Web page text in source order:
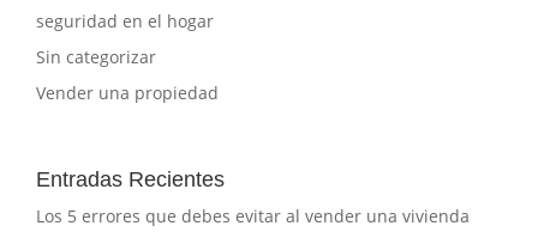
seguridad en el hogar
Sin categorizar
Vender una propiedad
Entradas Recientes
Los 5 errores que debes evitar al vender una vivienda